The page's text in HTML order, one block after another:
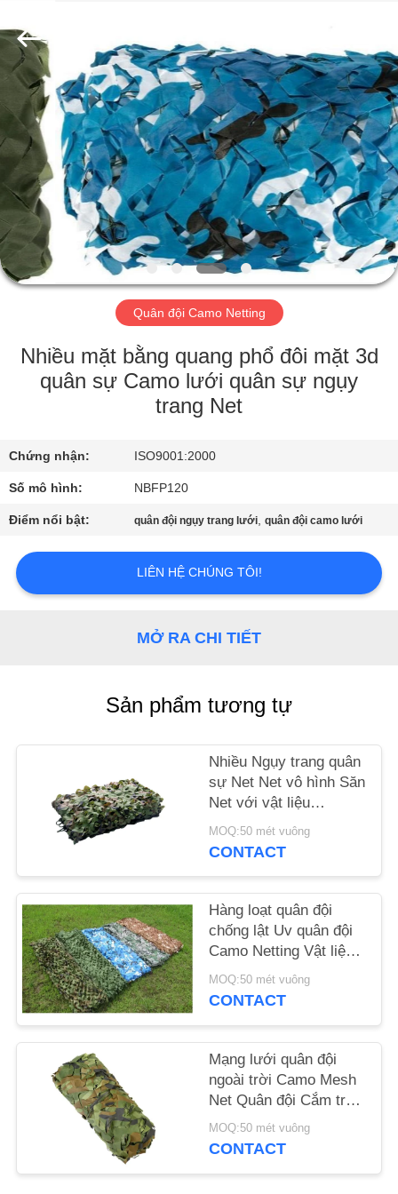
TRANG
CHỦ
CÁC
SẢN
PHẨM
VỀ
TÔI
NHÀ
MÁY
KIỂM
SOÁT
CHÚNG
ĐỒ
TRANG
WEB
PRIVACY
POLICY
Enterprise
Management
Services
Co.,LTD.
Rights
Reserved.
Quân đội Camo Netting
Nhiều mặt bằng quang phổ đôi mặt 3d
quân sự Camo lưới quân sự ngụy
trang Net
Chứng nhận: ISO9001:2000
Số mô hình: NBFP120
Điểm nổi bật: quân đội ngụy trang lưới,quân đội camo lưới
LIÊN HỆ CHÚNG TÔI!
MỞ RA CHI TIẾT
Sản phẩm tương tự
Nhiều Ngụy trang quân
sự Net Net vô hình Săn
Net với vật liệu
Polyester
MOQ:50 mét vuông
CONTACT
Hàng loạt quân đội
chống lật Uv quân đội
Camo Netting Vật liệu
chống cháy Polyester
MOQ:50 mét vuông
CONTACT
Mạng lưới quân đội
ngoài trời Camo Mesh
Net Quân đội Cắm trại
săn bắn Thám hiểm
Quân đội Ngụy trang
MOQ:50 mét vuông
CONTACT